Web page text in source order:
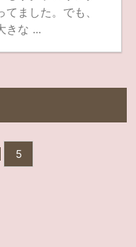
ました。でも、
きな ...
5